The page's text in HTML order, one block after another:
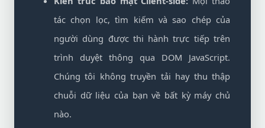
tác chọn lọc, tìm kiếm và sao chép của
người dùng được thi hành trực tiếp trên
trình duyệt thông qua DOM JavaScript.
Chúng tôi không truyền tải hay thu thập
chuỗi dữ liệu của bạn về bất kỳ máy chủ
nào.